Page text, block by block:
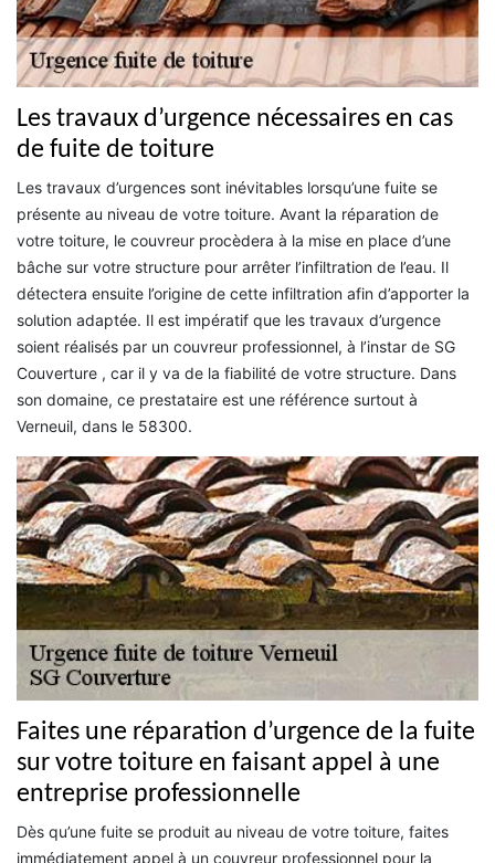
Les travaux d’urgence nécessaires en cas
de fuite de toiture
Les travaux d’urgences sont inévitables lorsqu’une fuite se
présente au niveau de votre toiture. Avant la réparation de
votre toiture, le couvreur procèdera à la mise en place d’une
bâche sur votre structure pour arrêter l’infiltration de l’eau. Il
détectera ensuite l’origine de cette infiltration afin d’apporter la
solution adaptée. Il est impératif que les travaux d’urgence
soient réalisés par un couvreur professionnel, à l’instar de SG
Couverture , car il y va de la fiabilité de votre structure. Dans
son domaine, ce prestataire est une référence surtout à
Verneuil, dans le 58300.
Faites une réparation d’urgence de la fuite
sur votre toiture en faisant appel à une
entreprise professionnelle
Dès qu’une fuite se produit au niveau de votre toiture, faites
immédiatement appel à un couvreur professionnel pour la